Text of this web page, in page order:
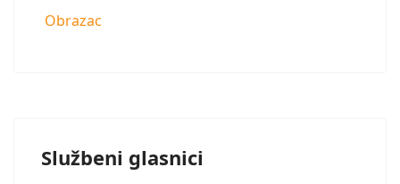
Obrazac
Službeni glasnici